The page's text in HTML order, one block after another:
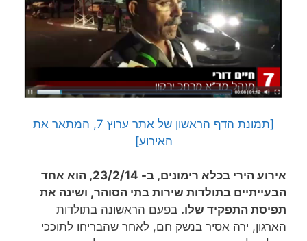
[תמונת הדף הראשון של אתר ערוץ 7, המתאר את
האירוע]
אירוע הירי בכלא רימונים, ב- 23/2/14, הוא אחד
הבעייתיים בתולדות שירות בתי הסוהר, ושינה את
תפיסת התפקיד שלו. בפעם הראשונה בתולדות
הארגון, ירה אסיר בנשק חם, לאחר שהבריחו לתוככי